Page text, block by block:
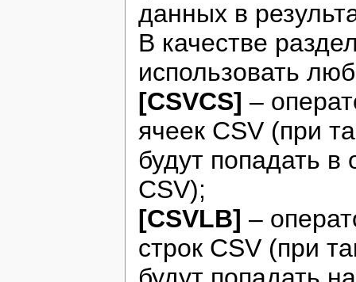
данных в
В качестве
использовать
[CSVCS] –
ячеек CSV (при
будут попадать в
CSV);
[CSVLB] –
строк CSV (при